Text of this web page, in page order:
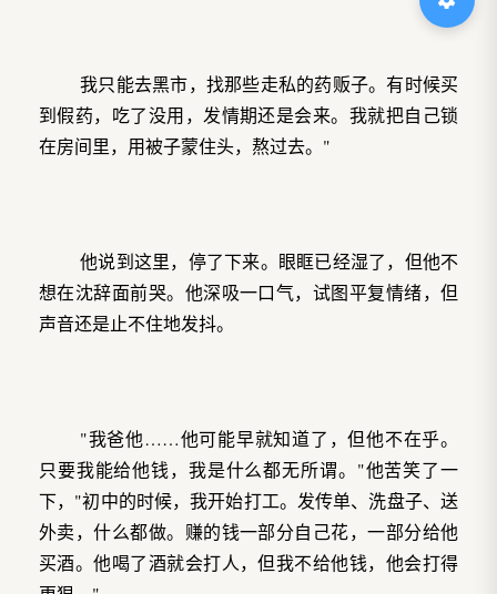
我只能去黑市，找那些走私的药贩子。有时候买
到假药，吃了没用，发情期还是会来。我就把自己锁
在房间里，用被子蒙住头，熬过去。"
他说到这里，停了下来。眼眶已经湿了，但他不
想在沈辞面前哭。他深吸一口气，试图平复情绪，但
声音还是止不住地发抖。
"我爸他……他可能早就知道了，但他不在乎。
只要我能给他钱，我是什么都无所谓。"他苦笑了一
下，"初中的时候，我开始打工。发传单、洗盘子、送
外卖，什么都做。赚的钱一部分自己花，一部分给他
买酒。他喝了酒就会打人，但我不给他钱，他会打得